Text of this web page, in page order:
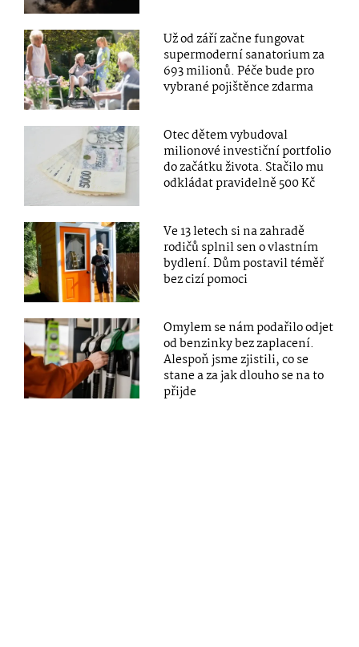
Už od září začne fungovat
supermoderní sanatorium za
693 milionů. Péče bude pro
vybrané pojištěnce zdarma
Otec dětem vybudoval
milionové investiční portfolio
do začátku života. Stačilo mu
odkládat pravidelně 500 Kč
Ve 13 letech si na zahradě
rodičů splnil sen o vlastním
bydlení. Dům postavil téměř
bez cizí pomoci
Omylem se nám podařilo odjet
od benzinky bez zaplacení.
Alespoň jsme zjistili, co se
stane a za jak dlouho se na to
přijde